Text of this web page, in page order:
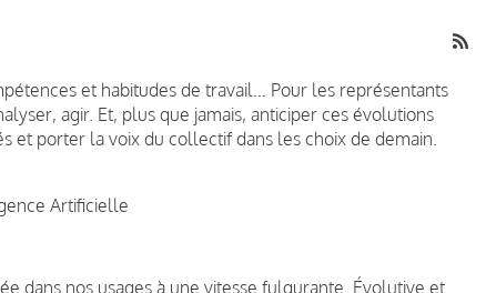
et habitudes de travail… Pour les représentants
agir. Et, plus que jamais, anticiper ces évolutions
et porter la voix du collectif dans les choix de demain.
Artificielle
dans nos usages à une vitesse fulgurante. Évolutive et